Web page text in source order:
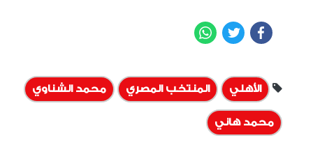
Facebook
Twitter
الأهلي المنتخب المصري محمد الشناوي
محمد هاني